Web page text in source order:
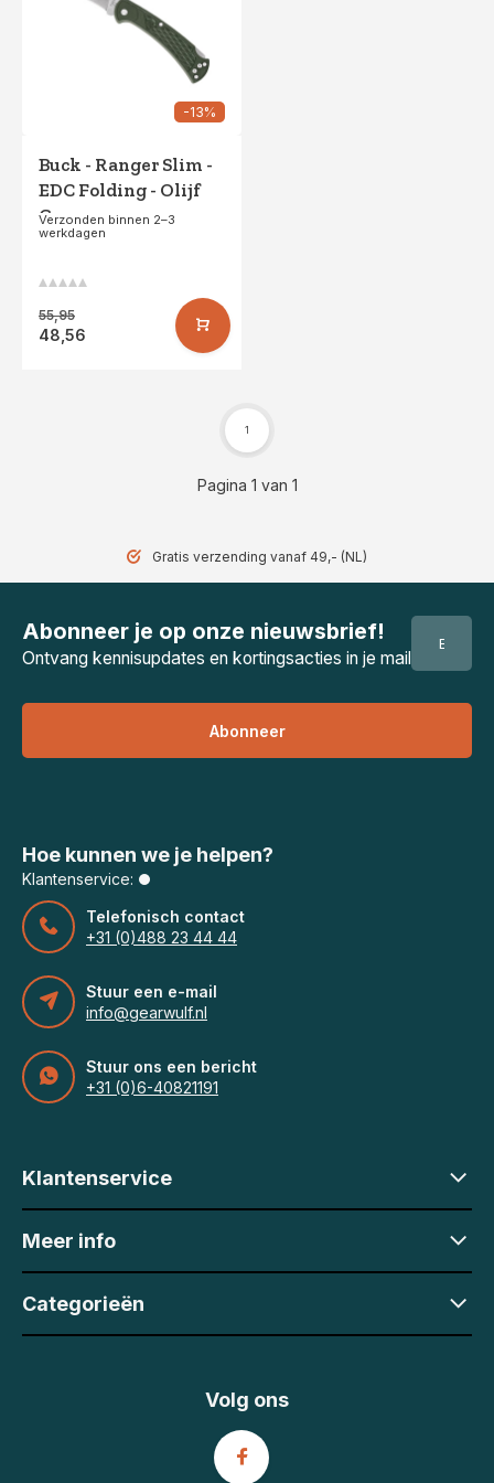
-13%
Buck - Ranger Slim -
EDC Folding - Olijf
Groen
Verzonden binnen 2–3
werkdagen
55,95
48,56
Pagina 1 van 1
1
Gratis verzending vanaf 49,- (NL)
Abonneer je op onze nieuwsbrief!
Ontvang kennisupdates en kortingsacties in je mail
Abonneer
Hoe kunnen we je helpen?
Klantenservice:
Telefonisch contact
+31 (0)488 23 44 44
Stuur een e-mail
info@gearwulf.nl
Stuur ons een bericht
+31 (0)6-40821191
Klantenservice
Meer info
Categorieën
Volg ons